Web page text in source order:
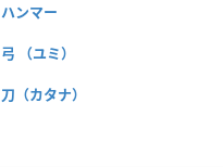
ハンマー
弓 （ユミ）
刀（カタナ）